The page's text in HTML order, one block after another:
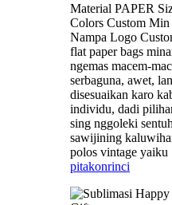
Material PAPER
Colors Custom
Nampa Logo
flat paper bags
ngemas macem-
serbaguna, awet,
disesuaikan karo
individu, dadi
sing nggoleki
sawijining
polos vintage yaiku
pitakonrinci